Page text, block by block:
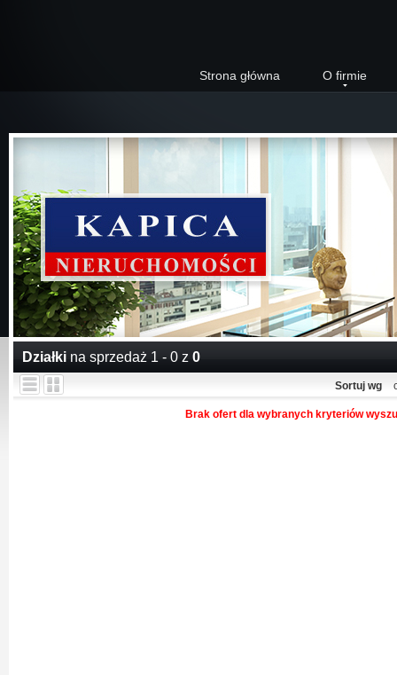
Strona główna O firmie
Działki na sprzedaż 1 - 0 z 0
Sortuj wg
Brak ofert dla wybranych kryteriów